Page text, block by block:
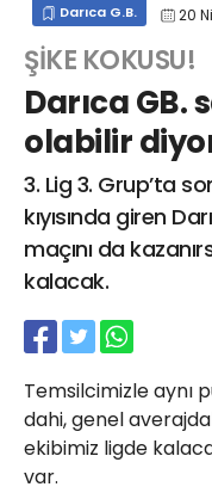
Darıca G.B. 20
ŞİKE KOKUSU!
Darıca GB.
olabilir
3. Lig 3. Grup’ta
kıyısında giren
maçını da
kalacak.
Temsilcimizle aynı
dahi, genel
ekibimiz ligde
var.